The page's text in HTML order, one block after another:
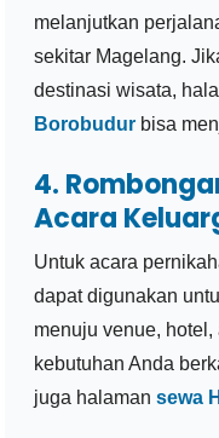
melanjutkan
sekitar Magelang.
destinasi wisata,
Borobudur bisa
4.
Acara
Untuk acara
dapat digunakan
menuju venue,
kebutuhan Anda
juga halamansewa